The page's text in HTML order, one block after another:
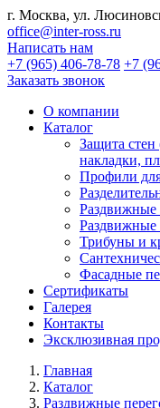
г. Москва, ул.
office@inter-ross.ru
Написать нам
+7 (965) 406-78-78 +7
Заказать звонок
О компании
Каталог
Защита
накладки,
Профили
Раздвижные
Раздвижные
Трибуны и
Фасадные
Сертификаты
Галерея
Контакты
Эксклюзивная
Главная
Каталог
Раздвижные